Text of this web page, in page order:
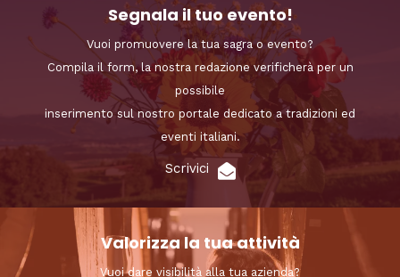
Segnala il tuo evento!
Vuoi promuovere la tua sagra o evento?
Compila il form, la nostra redazione verificherà per un
possibile
inserimento sul nostro portale dedicato a tradizioni ed
eventi italiani.
Scrivici
Valorizza la tua attività
Vuoi dare visibilità alla tua azienda?